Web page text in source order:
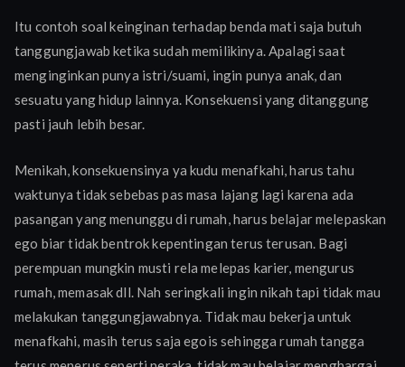
Itu contoh soal keinginan terhadap benda mati saja butuh
tanggungjawab ketika sudah memilikinya. Apalagi saat
menginginkan punya istri/suami, ingin punya anak, dan
sesuatu yang hidup lainnya. Konsekuensi yang ditanggung
pasti jauh lebih besar.
Menikah, konsekuensinya ya kudu menafkahi, harus tahu
waktunya tidak sebebas pas masa lajang lagi karena ada
pasangan yang menunggu di rumah, harus belajar melepaskan
ego biar tidak bentrok kepentingan terus terusan. Bagi
perempuan mungkin musti rela melepas karier, mengurus
rumah, memasak dll. Nah seringkali ingin nikah tapi tidak mau
melakukan tanggungjawabnya. Tidak mau bekerja untuk
menafkahi, masih terus saja egois sehingga rumah tangga